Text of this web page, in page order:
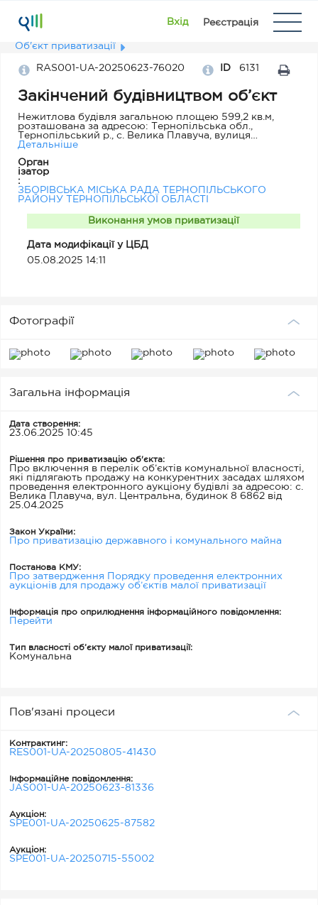
Вхід Реєстрація
Об'єкт приватизації
RAS001-UA-20250623-76020 ID 6131
Закінчений будівництвом об’єкт
Нежитлова будівля загальною площею 599,2 кв.м,
розташована за адресою: Тернопільська обл.,
Тернопільський p., с. Велика Плавуча, вулиця
Детальніше
Орган
ізатор
:
ЗБОРІВСЬКА МІСЬКА РАДА ТЕРНОПІЛЬСЬКОГО
РАЙОНУ ТЕРНОПІЛЬСЬКОЇ ОБЛАСТІ
Виконання умов приватизації
Дата модифікації у ЦБД
05.08.2025 14:11
Фотографії
Загальна інформація
Дата створення:
23.06.2025 10:45
Рішення про приватизацію об'єкта:
Про включення в перелік об’єктів комунальної власності,
які підлягають продажу на конкурентних засадах шляхом
проведення електронного аукціону будівлі за адресою: с.
Велика Плавуча, вул. Центральна, будинок 8 6862 від
25.04.2025
Закон України:
Про приватизацію державного і комунального майна
Постанова КМУ:
Про затвердження Порядку проведення електронних
аукціонів для продажу об’єктів малої приватизації
Інформація про оприлюднення інформаційного повідомлення:
Перейти
Тип власності об’єкту малої приватизації:
Комунальна
Пов'язані процеси
Контрактинг:
RES001-UA-20250805-41430
Інформаційне повідомлення:
JAS001-UA-20250623-81336
Аукціон:
SPE001-UA-20250625-87582
Аукціон:
SPE001-UA-20250715-55002